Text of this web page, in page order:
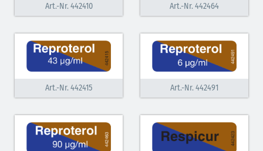
Art.-Nr. 442410 Art.-Nr. 442464
Art.-Nr. 442415 Art.-Nr. 442491